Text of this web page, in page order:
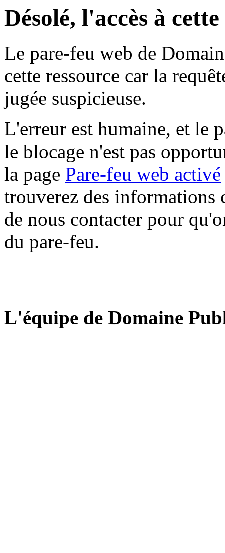
Désolé, l'accès à
Le pare-feu web de
cette ressource car la
jugée suspicieuse.
L'erreur est humaine, et le
le blocage n'est pas
la page Pare-feu web activé
trouverez des informations
de nous contacter pour
du pare-feu.
L'équipe de Domaine